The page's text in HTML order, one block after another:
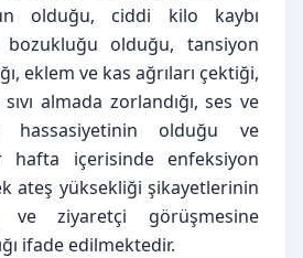
olduğu, ciddi kilo kaybı
bozukluğu olduğu, tansiyon
eklem ve kas ağrıları çektiği,
almada zorlandığı, ses ve
hassasiyetinin olduğu ve
içerisinde enfeksiyon
ateş yüksekliği şikayetlerinin
ve ziyaretçi görüşmesine
ifade edilmektedir.